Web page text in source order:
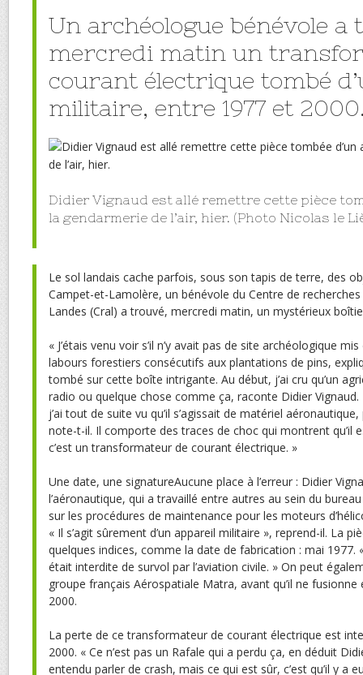
Un archéologue bénévole a
mercredi matin un
courant électrique tombé
militaire, entre 1977 et
Didier Vignaud est allé remettre cette pièce
la gendarmerie de l’air, hier. (Photo Nicolas le
Le sol landais cache parfois, sous son tapis de terre, des
Campet-et-Lamolère, un bénévole du Centre de
Landes (Cral) a trouvé, mercredi matin, un mystérieux
« J’étais venu voir s’il n’y avait pas de site archéologique
labours forestiers consécutifs aux plantations de pins,
tombé sur cette boîte intrigante. Au début, j’ai cru qu’un
radio ou quelque chose comme ça, raconte Didier
j’ai tout de suite vu qu’il s’agissait de matériel
note-t-il. Il comporte des traces de choc qui montrent qu’il
c’est un transformateur de courant électrique. »
Une date, une signatureAucune place à l’erreur : Didier
l’aéronautique, qui a travaillé entre autres au sein du
sur les procédures de maintenance pour les moteurs
« Il s’agit sûrement d’un appareil militaire », reprend-il. La
quelques indices, comme la date de fabrication : mai 1977.
était interdite de survol par l’aviation civile. » On peut
groupe français Aérospatiale Matra, avant qu’il ne fusionne
2000.
La perte de ce transformateur de courant électrique est
2000. « Ce n’est pas un Rafale qui a perdu ça, en déduit
entendu parler de crash, mais ce qui est sûr, c’est qu’il y a